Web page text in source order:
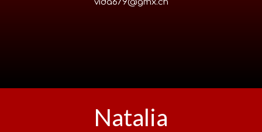
vida679@gmx.ch
Natalia